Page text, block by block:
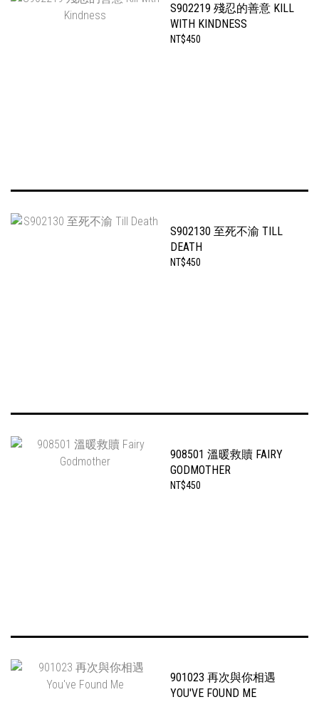
S902219 殘忍的善意 KILL
WITH KINDNESS
NT$450
S902130 至死不渝 TILL
DEATH
NT$450
908501 溫暖救贖 FAIRY
GODMOTHER
NT$450
901023 再次與你相遇
YOU'VE FOUND ME